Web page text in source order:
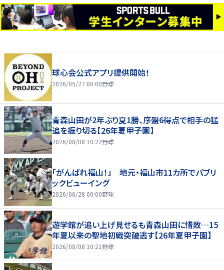
球心会公式アプリ提供開始！
2026/05/27 00:00野球
青森山田が2年ぶり夏1勝、序盤6得点で相手の猛
追を振り切る【26年夏甲子園】
2026/08/08 10:22野球
「がんばれ福山！」 地元・福山市11カ所でパブリ
ックビューイング
2026/06/28 00:00野球
遊学館が追い上げ見せるも青森山田に惜敗…15
年夏以来の聖地初戦突破逃す【26年夏甲子園】
2026/08/08 10:21 野球